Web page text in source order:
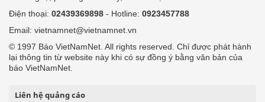
Điện thoại: 02439369898 - Hotline: 0923457788
Email: vietnamnet@vietnamnet.vn
© 1997 Báo VietNamNet. All rights reserved. Chỉ được phát hành
lại thông tin từ website này khi có sự đồng ý bằng văn bản của
báo VietNamNet.
Liên hệ quảng cáo